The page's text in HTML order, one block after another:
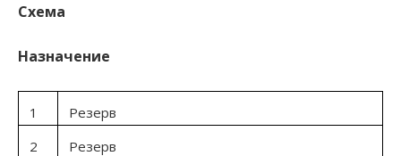
Схема
Назначение
1
Резерв
2
Резерв